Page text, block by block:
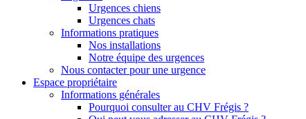
Urgences chiens
Urgences chats
Informations pratiques
Nos installations
Notre équipe des urgences
Nous contacter pour une urgence
Espace propriétaire
Informations générales
Pourquoi consulter au CHV Frégis ?